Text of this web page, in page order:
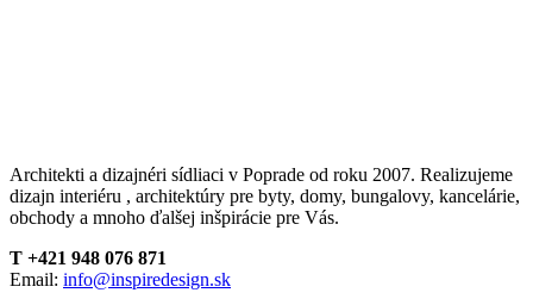
Architekti a dizajnéri sídliaci v Poprade od roku 2007. Realizujeme
dizajn interiéru , architektúry pre byty, domy, bungalovy, kancelárie,
obchody a mnoho ďalšej inšpirácie pre Vás.
T +421 948 076 871
Email: info@inspiredesign.sk